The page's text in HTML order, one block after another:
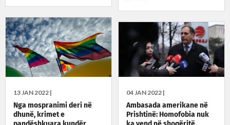
13 JAN 2022 |
Nga mospranimi deri në
dhunë, krimet e
04 JAN 2022 |
Ambasada amerikane në
Prishtinë: Homofobia nuk